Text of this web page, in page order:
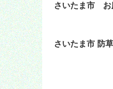
さいたま市 お
さいたま市 防